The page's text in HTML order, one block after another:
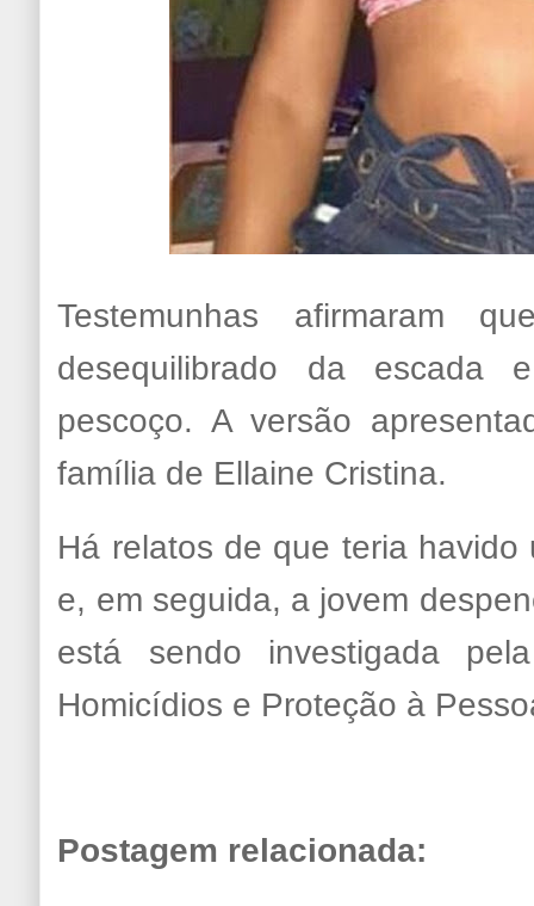
Testemunhas afirmaram
desequilibrado da escada
pescoço. A versão
família de Ellaine Cristina.
Há relatos de que teria
e, em seguida, a jovem
está sendo investigada
Homicídios e Proteção à
Postagem relacionada: